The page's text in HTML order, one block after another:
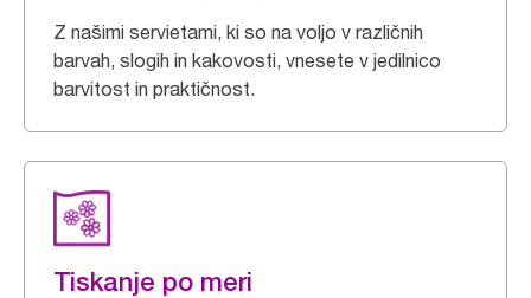
Z našimi servietami, ki so na voljo v različnih
barvah, slogih in kakovosti, vnesete v jedilnico
barvitost in praktičnost.
Tiskanje po meri